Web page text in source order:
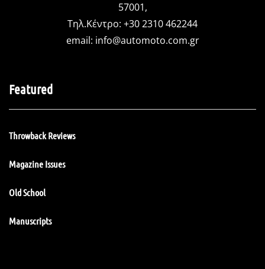
57001,
Τηλ.Κέντρο: +30 2310 462244
email: info@automoto.com.gr
Featured
Throwback Reviews
Magazine Issues
Old School
Manuscripts